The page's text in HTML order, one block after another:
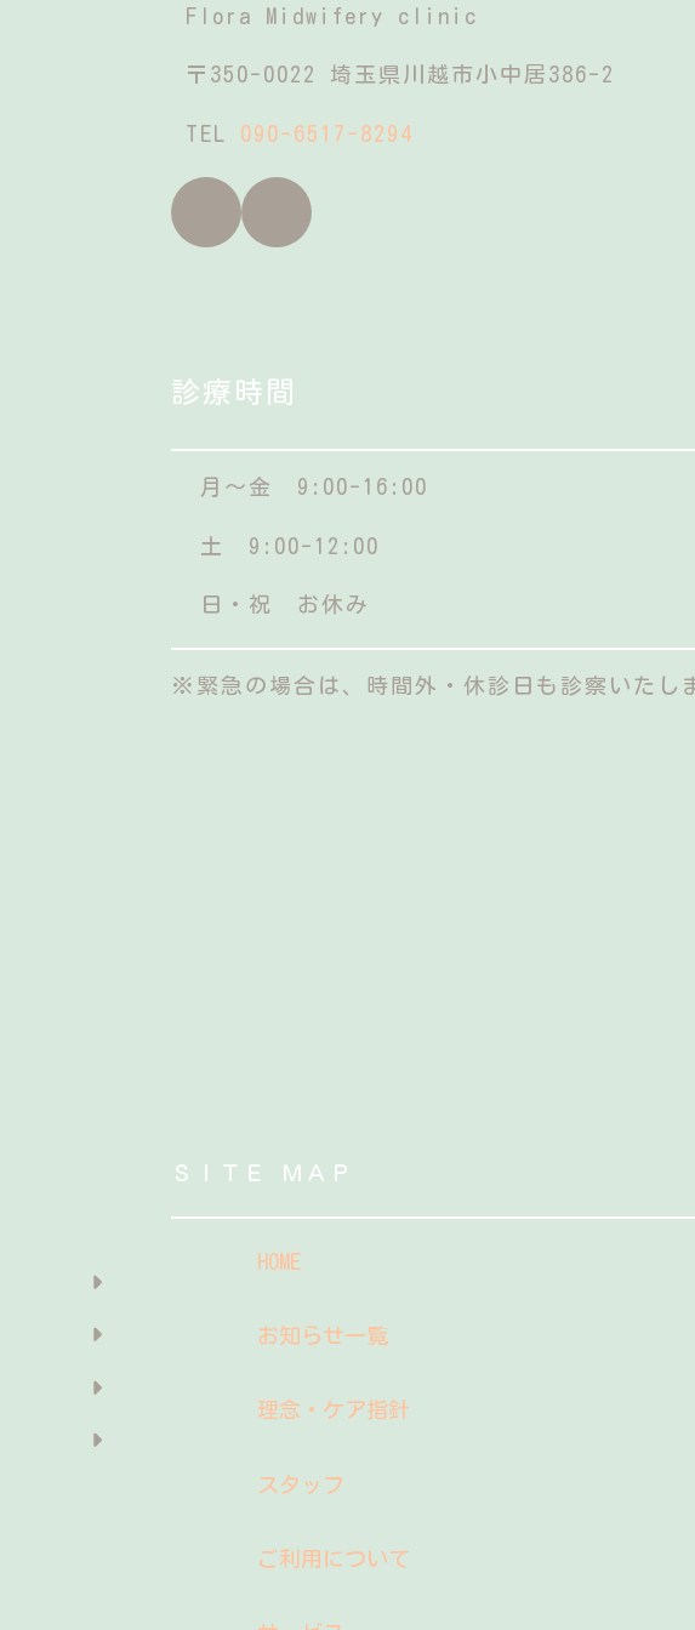
Flora Midwifery clinic
〒350-0022 埼玉県川越市小中居386-2
TEL 090-6517-8294
ア
イ
コ
ン
ア
イ
コ
ン
診療時間
月～金 9:00-16:00
土 9:00-12:00
日・祝 お休み
※緊急の場合は、時間外・休診日も診察いたし
ＳＩＴＥ ＭＡＰ
HOME
お知らせ一覧
理念・ケア指針
スタッフ
ご利用について